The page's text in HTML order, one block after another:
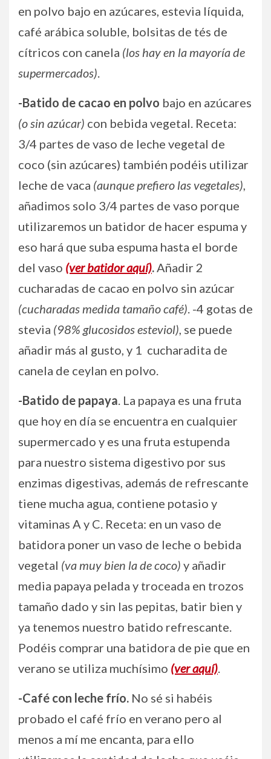
en polvo bajo en azúcares, estevia líquida,
café arábica soluble, bolsitas de tés de
cítricos con canela (los hay en la mayoría de
supermercados).
-Batido de cacao en polvo bajo en azúcares
(o sin azúcar) con bebida vegetal. Receta:
3/4 partes de vaso de leche vegetal de
coco (sin azúcares) también podéis utilizar
leche de vaca (aunque prefiero las vegetales),
añadimos solo 3/4 partes de vaso porque
utilizaremos un batidor de hacer espuma y
eso hará que suba espuma hasta el borde
del vaso (ver batidor aquí).Añadir 2
cucharadas de cacao en polvo sin azúcar
(cucharadas medida tamaño café). -4 gotas de
stevia (98% glucosidos esteviol), se puede
añadir más al gusto, y 1 cucharadita de
canela de ceylan en polvo.
-Batido de papaya. La papaya es una fruta
que hoy en día se encuentra en cualquier
supermercado y es una fruta estupenda
para nuestro sistema digestivo por sus
enzimas digestivas, además de refrescante
tiene mucha agua, contiene potasio y
vitaminas A y C. Receta: en un vaso de
batidora poner un vaso de leche o bebida
vegetal (va muy bien la de coco) y añadir
media papaya pelada y troceada en trozos
tamaño dado y sin las pepitas, batir bien y
ya tenemos nuestro batido refrescante.
Podéis comprar una batidora de pie que en
verano se utiliza muchísimo (ver aquí).
-Café con leche frío. No sé si habéis
probado el café frío en verano pero al
menos a mí me encanta, para ello